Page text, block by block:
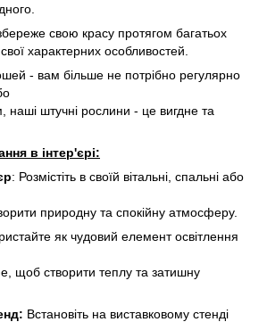
свою красу протягом багатьох
характерних особливостей.
- вам більше не потрібно регулярно
наші штучні рослини - це вигдне та
в інтер'єрі:
: Розмістіть в своїй вітальні, спальні або
природну та спокійну атмосферу.
як чудовий елемент освітлення
щоб створити теплу та затишну
Встановіть на виставковому стенді